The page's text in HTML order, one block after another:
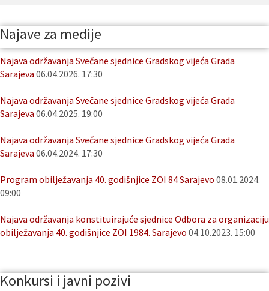
Najave za medije
Najava održavanja Svečane sjednice Gradskog vijeća Grada
Sarajeva 06.04.2026. 17:30
Najava održavanja Svečane sjednice Gradskog vijeća Grada
Sarajeva 06.04.2025. 19:00
Najava održavanja Svečane sjednice Gradskog vijeća Grada
Sarajeva 06.04.2024. 17:30
Program obilježavanja 40. godišnjice ZOI 84 Sarajevo 08.01.2024.
09:00
Najava održavanja konstituirajuće sjednice Odbora za organizaciju
obilježavanja 40. godišnjice ZOI 1984. Sarajevo 04.10.2023. 15:00
Konkursi i javni pozivi